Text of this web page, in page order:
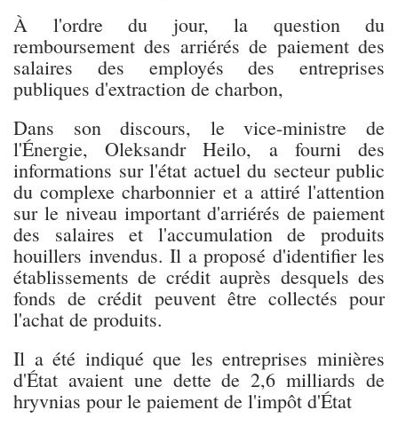
À l'ordre du jour, la question du
remboursement des arriérés de paiement des
salaires des employés des entreprises
publiques d'extraction de charbon,
Dans son discours, le vice-ministre de
l'Énergie, Oleksandr Heilo, a fourni des
informations sur l'état actuel du secteur public
du complexe charbonnier et a attiré l'attention
sur le niveau important d'arriérés de paiement
des salaires et l'accumulation de produits
houillers invendus. Il a proposé d'identifier les
établissements de crédit auprès desquels des
fonds de crédit peuvent être collectés pour
l'achat de produits.
Il a été indiqué que les entreprises minières
d'État avaient une dette de 2,6 milliards de
hryvnias pour le paiement de l'impôt d'État